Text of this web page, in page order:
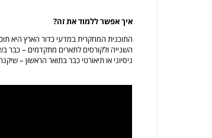
איך אפשר ללמוד את זה?
התוכנית המחקרית במדעי כדור הארץ היא
השנייה ולקורסים לתארים מתקדמים – כבר
ניסיוני או תיאורטי כבר בתואר הראשון –